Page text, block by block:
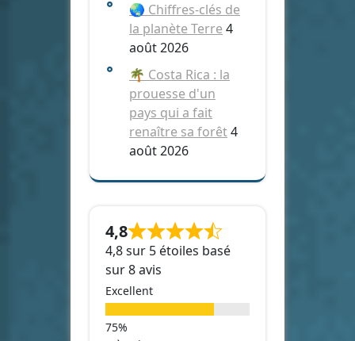
🌏 Chiffres-clés de
la planète Terre 4
août 2026
🌴 Costa Rica : la
prouesse d'un
pays qui a fait
renaître sa forêt4
août 2026
4,8
4,8 sur 5 étoiles basé
sur 8 avis
Excellent